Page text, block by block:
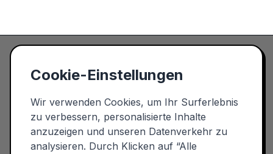
Cookie-Einstellungen
Wir verwenden Cookies, um Ihr Surferlebnis
zu verbessern, personalisierte Inhalte
anzuzeigen und unseren Datenverkehr zu
analysieren. Durch Klicken auf “Alle
Spielplatz in der Nähe
Entdecken Sie den nächsten
Spielplatz in Ihrer Nähe! ✓ 10.000+
Spielplätze ✓ Mit Fotos &
Ausstattung und Altersgruppe